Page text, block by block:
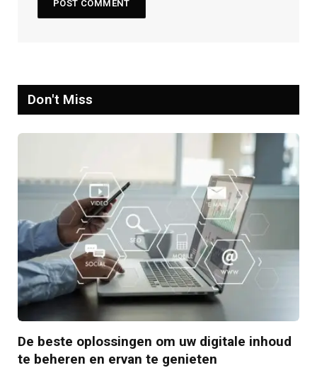
Don't Miss
De beste oplossingen om uw digitale inhoud
te beheren en ervan te genieten